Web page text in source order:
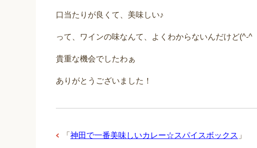
口当たりが良くて、美味しい♪
って、ワインの味なんて、よくわからないんだけど(^-^ゞ
貴重な機会でしたわぁ
ありがとうございました！
「 神田で一番美味しいカレー☆スパイスボックス 」